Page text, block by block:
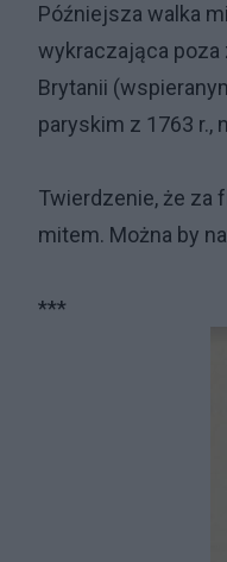
Późniejsza walka
wykraczająca poza
Brytanii
paryskim z 1763 r.,
Twierdzenie, że za
mitem. Można by
***